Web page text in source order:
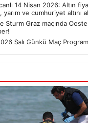
14 Nisan 2026: Altın
ve cumhuriyet altını
Sturm Graz maçında
Salı Günkü Maç Programı